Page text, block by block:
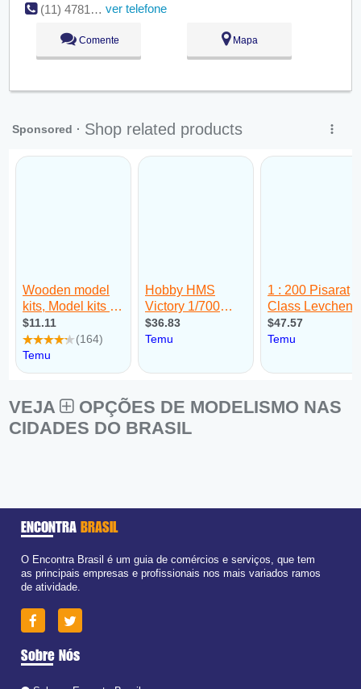
(11) 4781-6521
ver telefone
Comente Mapa
VEJA
OPÇÕES DE MODELISMO NAS
CIDADES DO BRASIL
ENCONTRA BRASIL
O Encontra Brasil é um guia de comércios e serviços, que tem
as principais empresas e profissionais nos mais variados ramos
de atividade.
Sobre Nós